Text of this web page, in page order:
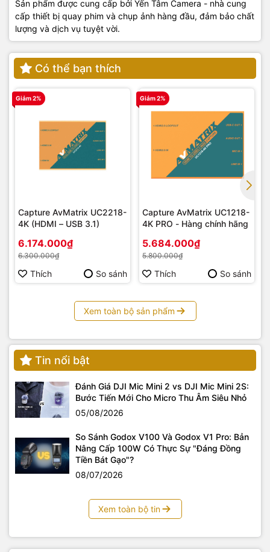
Sản phẩm được cung cấp bởi Yến Tâm Camera - nhà cung
cấp thiết bị quay phim và chụp ảnh hàng đầu, đảm bảo chất
lượng và dịch vụ tuyệt vời.
Có thể bạn thích
Giảm 2%
Capture AvMatrix UC2218-
4K (HDMI – USB 3.1)
6.174.000₫
6.300.000₫
Thích So sánh
Giảm 2%
Capture AvMatrix UC1218-
4K PRO - Hàng chính hãng
5.684.000₫
5.800.000₫
Thích So sánh
Xem toàn bộ sản phẩm
Tin nổi bật
Đánh Giá DJI Mic Mini 2 vs DJI Mic Mini 2S:
Bước Tiến Mới Cho Micro Thu Âm Siêu Nhỏ
05/08/2026
So Sánh Godox V100 Và Godox V1 Pro: Bản
Nâng Cấp 100W Có Thực Sự "Đáng Đồng
Tiền Bát Gạo"?
08/07/2026
Xem toàn bộ tin